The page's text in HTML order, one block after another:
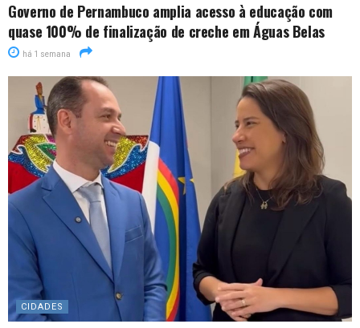
Governo de Pernambuco amplia acesso à educação com
quase 100% de finalização de creche em Águas Belas
há 1 semana
CIDADES